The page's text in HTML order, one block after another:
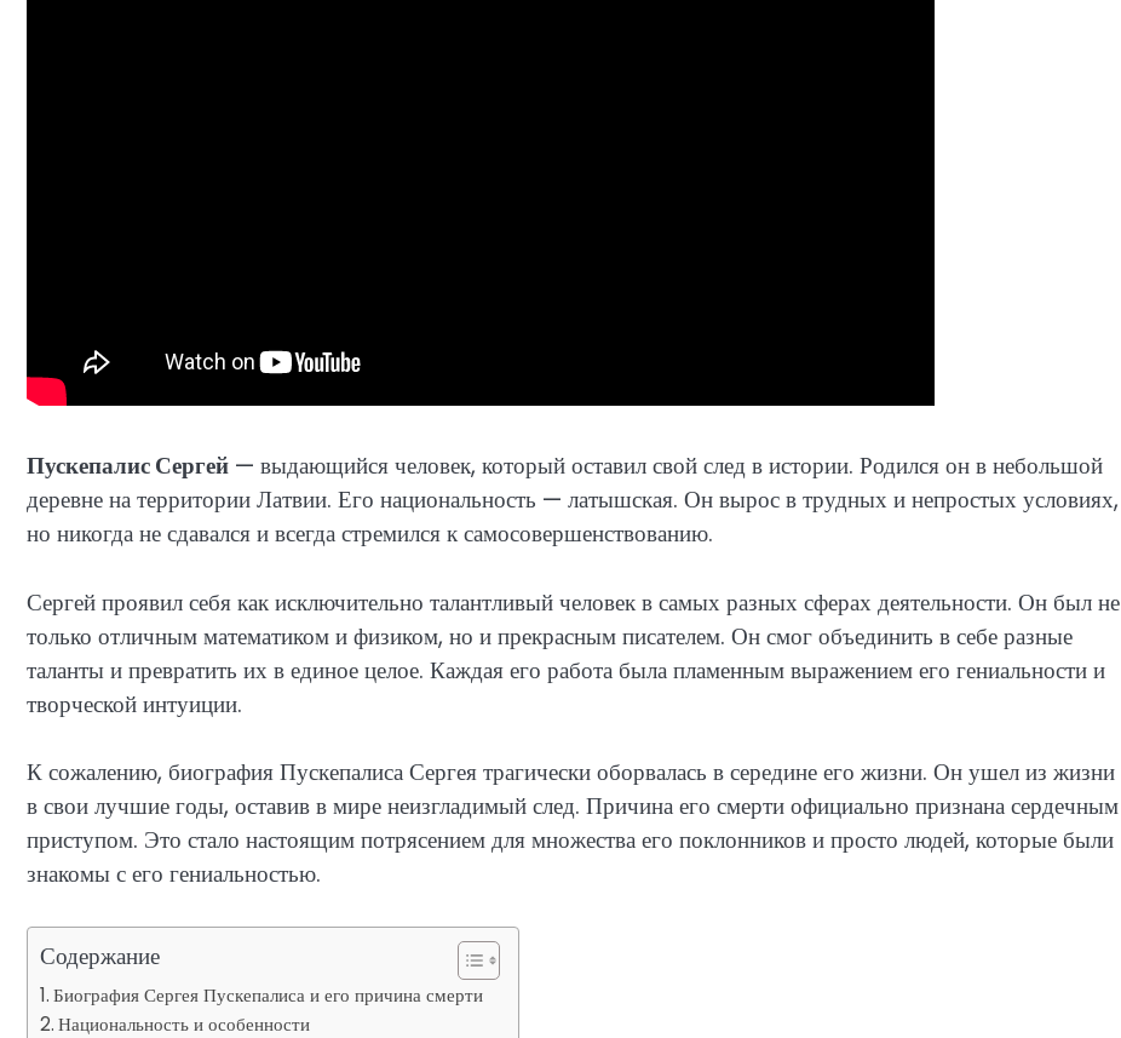
Пускепалис Сергей — выдающийся человек, который оставил свой след в истории. Родился он в небольшой
деревне на территории Латвии. Его национальность — латышская. Он вырос в трудных и непростых условиях,
но никогда не сдавался и всегда стремился к самосовершенствованию.
Сергей проявил себя как исключительно талантливый человек в самых разных сферах деятельности. Он был не
только отличным математиком и физиком, но и прекрасным писателем. Он смог объединить в себе разные
таланты и превратить их в единое целое. Каждая его работа была пламенным выражением его гениальности и
творческой интуиции.
К сожалению, биография Пускепалиса Сергея трагически оборвалась в середине его жизни. Он ушел из жизни
в свои лучшие годы, оставив в мире неизгладимый след. Причина его смерти официально признана сердечным
приступом. Это стало настоящим потрясением для множества его поклонников и просто людей, которые были
знакомы с его гениальностью.
Содержание
Биография Сергея Пускепалиса и его причина смерти
Национальность и особенности